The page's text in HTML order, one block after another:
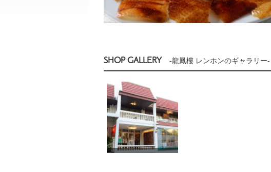
SHOP GALLERY -龍鳳樓 レンホンのギャラリー-